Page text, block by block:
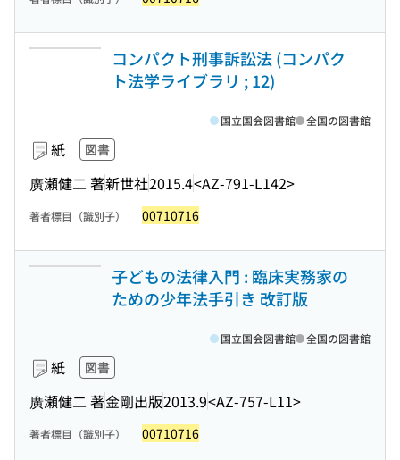
コンパクト刑事訴訟法 (コンパク
ト法学ライブラリ ; 12)
紙 図書
廣瀬健二 著新世社2015.4<AZ-791-L142>
国立国会図書館 全国の図書館
著者標目（識別子） 00710716
子どもの法律入門 : 臨床実務家の
ための少年法手引き 改訂版
紙 図書
廣瀬健二 著金剛出版2013.9<AZ-757-L11>
国立国会図書館 全国の図書館
著者標目（識別子） 00710716